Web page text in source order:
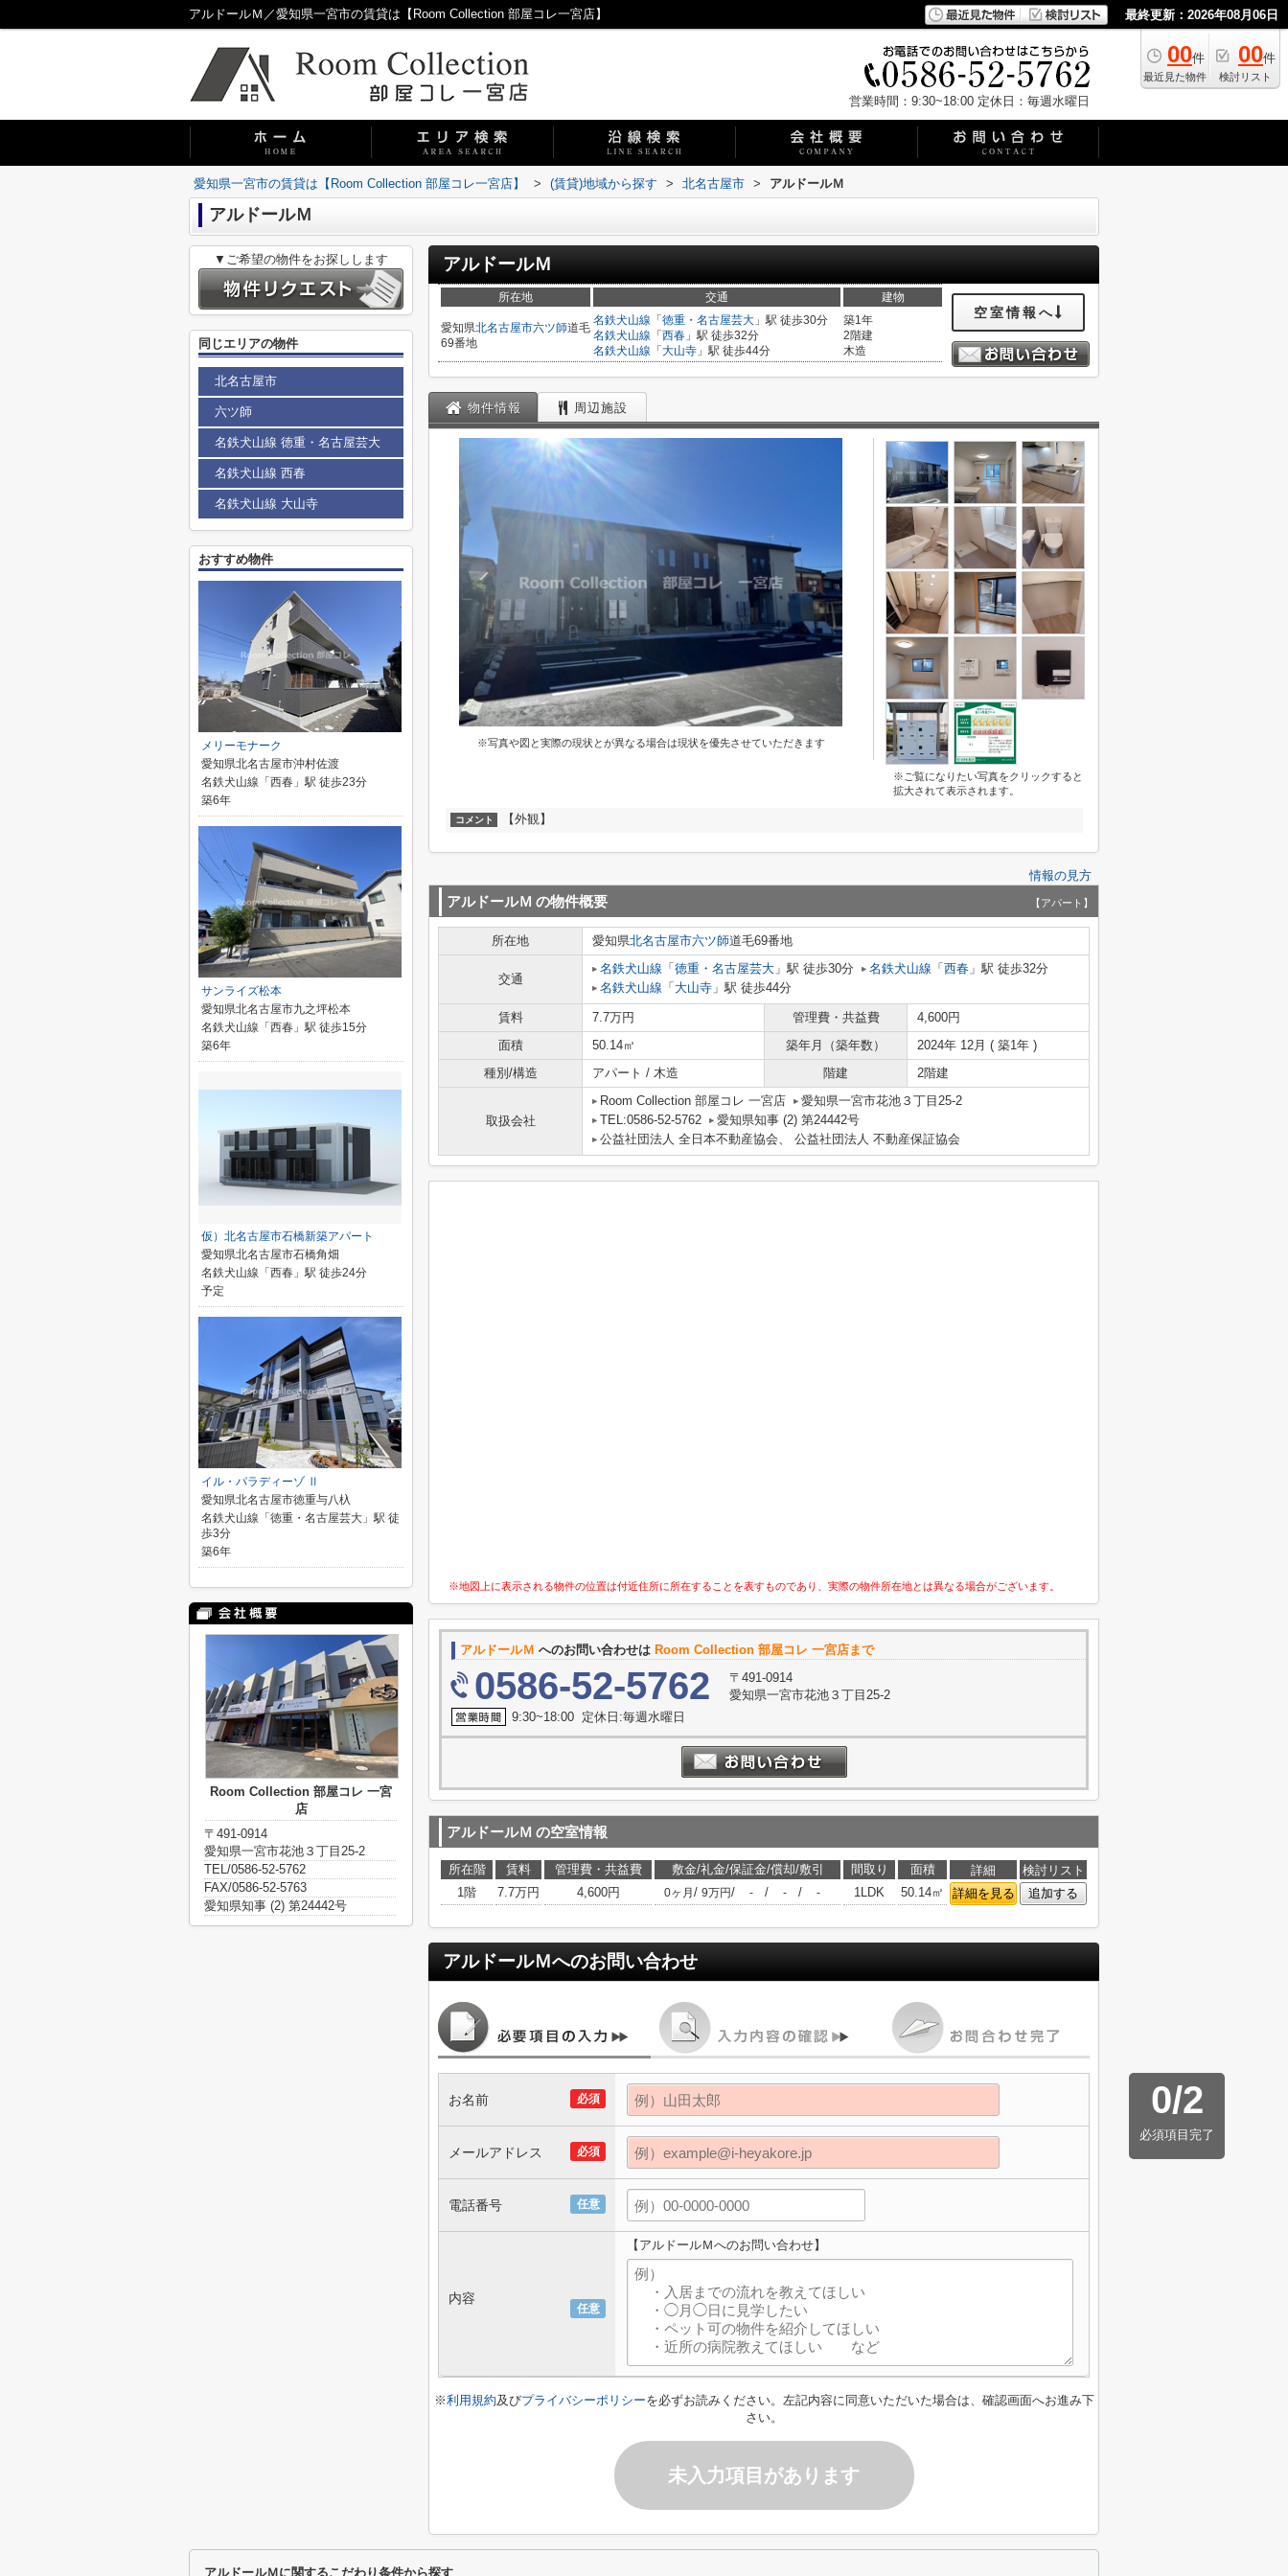
アルドールＭ／愛知県一宮市の賃貸は【Room Collection 部屋コレ一宮店】 最終更新：2026年08月06日
00件
最近見た物件
00件
検討リスト
営業時間：9:30~18:00 定休日：毎週水曜日
愛知県一宮市の賃貸は【Room Collection 部屋コレ一宮店】 > (賃貸)地域から探す > 北名古屋市 > アルドールＭ
アルドールＭ
アルドールＭ
所在地 交通 建物
愛知県北名古屋市六ツ師道毛
69番地
名鉄犬山線 「 徳重・名古屋芸大 」駅 徒歩30分
名鉄犬山線 「 西春 」駅 徒歩32分
名鉄犬山線 「 大山寺 」駅 徒歩44分
築1年
2階建
木造
空室情報へ
物件情報 周辺施設
※写真や図と実際の現状とが異なる場合は現状を優先させていただきます
※ご覧になりたい写真をクリックすると
拡大されて表示されます。
コメント 【外観】
情報の見方
アルドールＭ の物件概要 【アパート】
所在地 愛知県北名古屋市六ツ師道毛69番地
交通
名鉄犬山線 「 徳重・名古屋芸大 」駅 徒歩30分 名鉄犬山線 「 西春 」駅 徒歩32分
名鉄犬山線 「 大山寺 」駅 徒歩44分
賃料 7.7万円 管理費・共益費
4,600円
面積
50.14㎡ 築年月（築年数）
2024年 12月 ( 築1年 )
種別/構造
アパート / 木造 階建 2階建
取扱会社
Room Collection 部屋コレ 一宮店
愛知県一宮市花池３丁目25-2
TEL:0586-52-5762
愛知県知事 (2) 第24442号
公益社団法人 全日本不動産協会、 公益社団法人 不動産保証協会
※地図上に表示される物件の位置は付近住所に所在することを表すものであり、実際の物件所在地とは異なる場合がございます。
アルドールＭ へのお問い合わせは Room Collection 部屋コレ 一宮店まで
0586-52-5762
〒491-0914
愛知県一宮市花池３丁目25-2
9:30~18:00 定休日:毎週水曜日
アルドールＭ の空室情報
所在階 賃料 管理費・共益費 敷金/礼金/保証金/償却/敷引 間取り 面積 詳細
検討リスト
1階
7.7万円 4,600円 0ヶ月 / 9万円/ - / - / - 1LDK 50.14㎡ 詳細を見る 追加する
アルドールＭへのお問い合わせ
0/2
必須項目完了
必須
お名前
必須
メールアドレス
任意
電話番号
任意
内容
【アルドールＭへのお問い合わせ】
※利用規約及びプライバシーポリシーを必ずお読みください。左記内容に同意いただいた場合は、確認画面へお進み下
さい。
未入力項目があります
▼ご希望の物件をお探しします
同じエリアの物件
北名古屋市
六ツ師
名鉄犬山線 徳重・名古屋芸大
名鉄犬山線 西春
名鉄犬山線 大山寺
おすすめ物件
メリーモナーク
愛知県北名古屋市沖村佐渡
名鉄犬山線「西春」駅 徒歩23分
築6年
サンライズ松本
愛知県北名古屋市九之坪松本
名鉄犬山線「西春」駅 徒歩15分
築6年
仮）北名古屋市石橋新築アパート
愛知県北名古屋市石橋角畑
名鉄犬山線「西春」駅 徒歩24分
予定
イル・パラディーゾ Ⅱ
愛知県北名古屋市徳重与八杁
名鉄犬山線「徳重・名古屋芸大」駅 徒
歩3分
築6年
Room Collection 部屋コレ 一宮
店
〒491-0914
愛知県一宮市花池３丁目25-2
TEL/0586-52-5762
FAX/0586-52-5763
愛知県知事 (2) 第24442号
アルドールＭに関するこだわり条件から探す